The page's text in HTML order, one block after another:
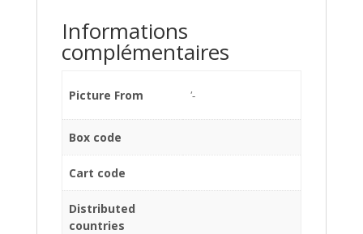
Informations
complémentaires
Picture From '-
Box code
Cart code
Distributed
countries